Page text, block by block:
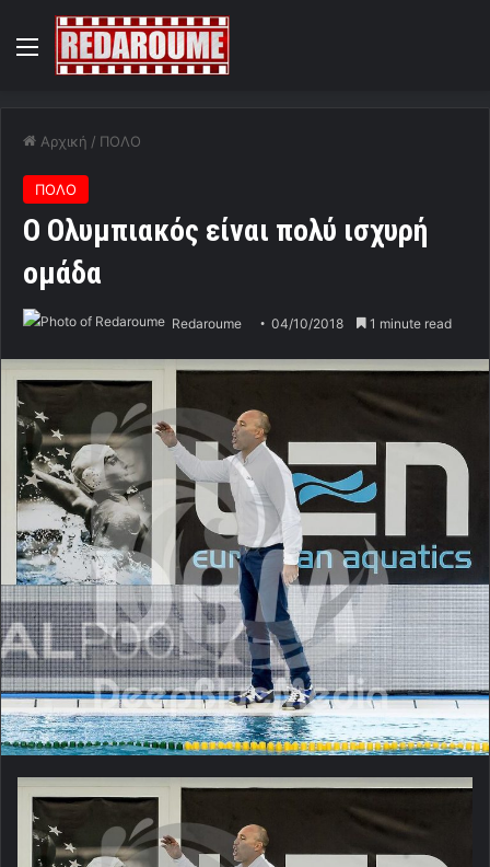
Menu
Αρχική / ΠΟΛΟ
ΠΟΛΟ
Ο Ολυμπιακός είναι πολύ ισχυρή
ομάδα
Redaroume 04/10/2018 1 minute read